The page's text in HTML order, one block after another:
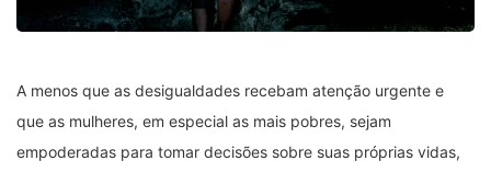
A menos que as desigualdades recebam atenção urgente e
que as mulheres, em especial as mais pobres, sejam
empoderadas para tomar decisões sobre suas próprias vidas,